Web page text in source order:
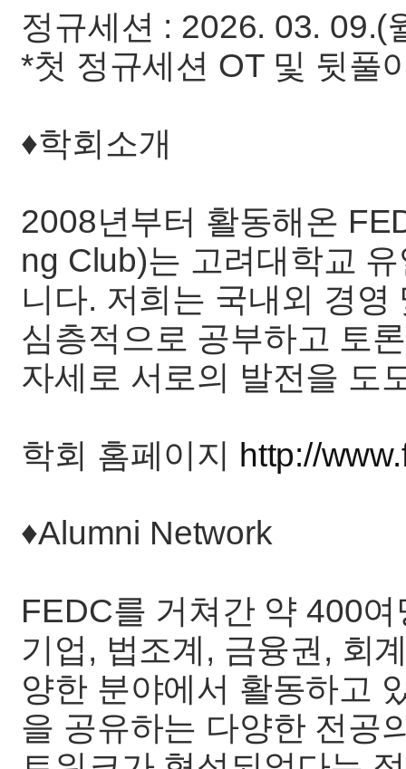
정규세션 : 2026. 03.
*첫 정규세션 OT 및 뒷풀
♦️학회소개
2008년부터 활동해온
ng Club)는 고려대학교
니다. 저희는 국내외 경
심층적으로 공부하고 토
자세로 서로의 발전을 도
학회 홈페이지 http://
♦️Alumni Network
FEDC를 거쳐간 약 400
기업, 법조계, 금융권, 회
양한 분야에서 활동하고
을 공유하는 다양한 전공